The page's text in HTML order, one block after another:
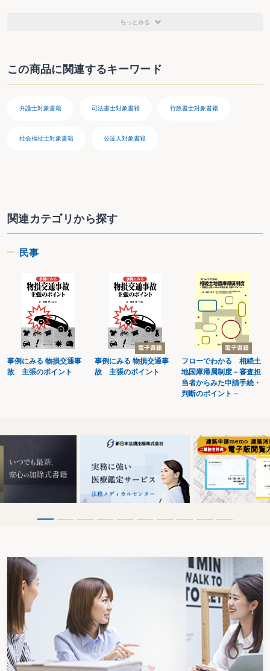
被後見人の自宅について、土地・建物の名義を被後見人に変更したい場合
就任後、財産目録の作成前に、被後見人の自宅の家賃の支払期限が到来した場
合
銀行が、被後見人の預貯金口座のある支店以外での取引に応じない場合
後見開始の届出の際、銀行が被後見人の同席や、被後見人の署名・銀行印の押
被後見人の取引銀行に提出する後見人就任届出書に、「名義人との過去の全て
【身分行為】
被後見人が「結婚したい」と言い出した場合
被後見人が「離婚したい」、「離縁したい」と言い出した場合
合
人の孫)と被後見人との養子縁組を提案してきた場合
【見守り・生活上の援助】
被後見人が同居の家族から虐待を受けている疑いがある場合
家族と同居している被後見人について、ネグレクトが疑われる場合
被後見人が、同居する家族から暴言を浴びせられていると訴える場合
被後見人と同居する家族から、介護を手伝ってくれと頼まれた場合
被後見人の生活費が賄えないため、生活保護申請を検討する場合
手術や入院に当たり、「同意書」「誓約書」への記入を求められた場合
乳がんが見つかった被後見人について、再発リスクを考慮して切除するか、温
急病の被後見人について、「すぐに手術をしないと命に関わる」として緊急に
ナワクチンの予防接種を勧められた場合
被後見人が治験の被験者となる際の本人承諾について、承諾を求められた場合
入院中の身寄りのない被後見人について、医師に「同行する人がいれば外出し
てもよい」と言われた場合
【精神疾患】
医療保護入院中の被後見人について、担当医から治療方針への同意を求められ
た場合
介護施設入所の際に「身体拘束への同意書」に署名を求められた場合
終末期の被後見人について、入所している介護施設から「看取りについての同
意書」に署名を求められた場合
被後見人が有料老人ホームに入所する際、保証人になってほしいと言われた場
ペットを飼っている被後見人が、介護施設に入所することになった場合
介護施設に入所している被後見人が、認知症による妄想から他の入所者を殴っ
てケガをさせた場合
【プライバシー・個人情報保護】
「親展」「転送不要」等の表示がある被後見人宛ての郵便物を開封したい場合
被後見人宛ての郵便物の開封について、被後見人の同居家族から「本人以外の
もっとみる
この商品に関連するキーワード
弁護士対象書籍 司法書士対象書籍 行政書士対象書籍
社会福祉士対象書籍 公証人対象書籍
関連カテゴリから探す
民事
事例にみる 物損交通事
故 主張のポイント
事例にみる 物損交通事
故 主張のポイント
フローでわかる 相続土
地国庫帰属制度－審査担
当者からみた申請手続・
判断のポイント－